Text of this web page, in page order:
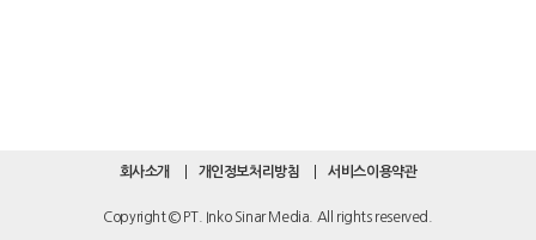
회사소개 개인정보처리방침 서비스이용약관
Copyright © PT. Inko Sinar Media. All rights reserved.